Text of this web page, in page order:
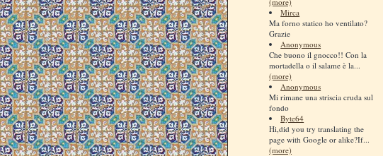
Mirca
Ma forno statico ho ventilato?
Grazie
Anonymous
Che buono il gnocco!! Con la
mortadella o il salame è la...
(more)
Anonymous
Mi rimane una striscia cruda sul
fondo
Byte64
Hi,did you try translating the
page with Google or alike?If...
(more)